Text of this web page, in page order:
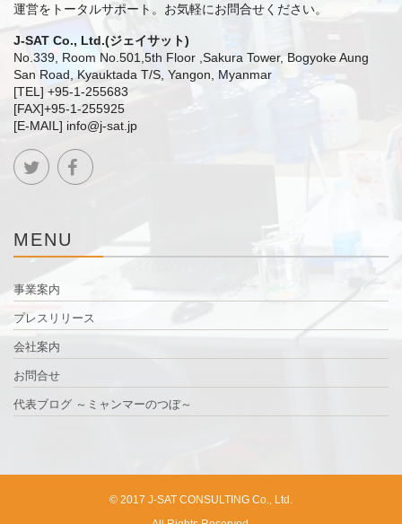
運営をトータルサポート。 お気軽にお問合せください。
J-SAT Co., Ltd.(ジェイサット)
No.339, Room No.501,5th Floor ,Sakura Tower, Bogyoke Aung
San Road, Kyauktada T/S, Yangon, Myanmar
[TEL] +95-1-255683
[FAX]+95-1-255925
[E-MAIL] info@j-sat.jp
MENU
事業案内
プレスリリース
会社案内
お問合せ
代表ブログ ～ミャンマーのつぼ～
© 2017 J-SAT CONSULTING Co., Ltd.